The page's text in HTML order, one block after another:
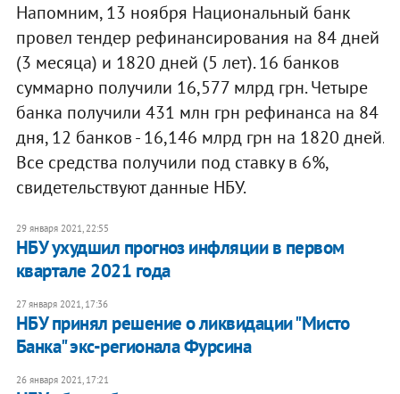
Напомним, 13 ноября Национальный банк
провел тендер рефинансирования на 84 дней
(3 месяца) и 1820 дней (5 лет). 16 банков
суммарно получили 16,577 млрд грн. Четыре
банка получили 431 млн грн рефинанса на 84
дня, 12 банков - 16,146 млрд грн на 1820 дней.
Все средства получили под ставку в 6%,
свидетельствуют данные НБУ.
29 января 2021, 22:55
НБУ ухудшил прогноз инфляции в первом
квартале 2021 года
27 января 2021, 17:36
НБУ принял решение о ликвидации "Мисто
Банка" экс-регионала Фурсина
26 января 2021, 17:21